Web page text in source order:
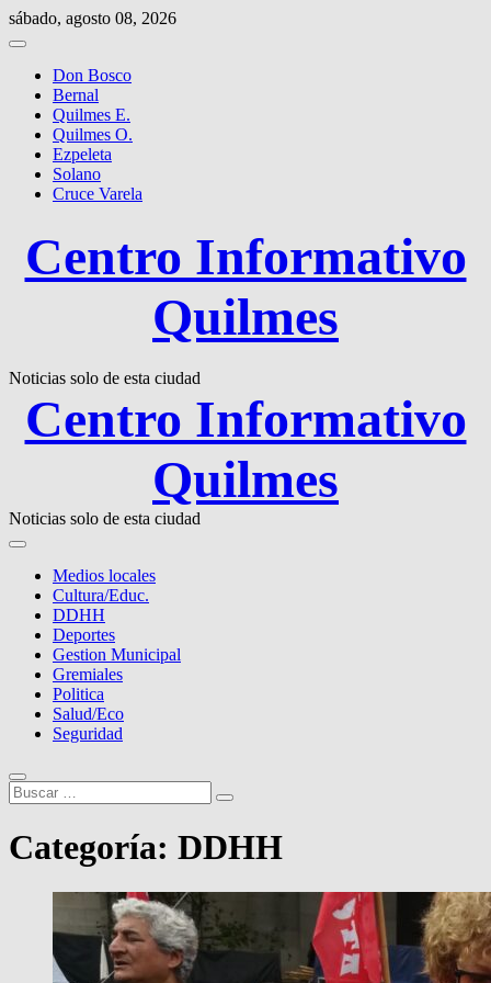
Saltar
al
sábado, agosto 08, 2026
Don Bosco
Bernal
Quilmes E.
Quilmes O.
Ezpeleta
Solano
Cruce Varela
Centro Informativo
Quilmes
Noticias solo de esta ciudad
Centro Informativo
Quilmes
Noticias solo de esta ciudad
Medios locales
Cultura/Educ.
DDHH
Deportes
Gestion Municipal
Gremiales
Politica
Salud/Eco
Seguridad
Buscar
…
Categoría: DDHH